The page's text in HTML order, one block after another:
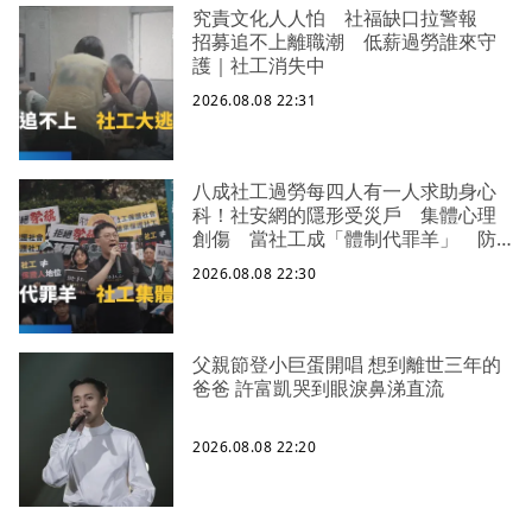
究責文化人人怕 社福缺口拉警報
招募追不上離職潮 低薪過勞誰來守
護｜社工消失中
2026.08.08 22:31
八成社工過勞每四人有一人求助身心
科！社安網的隱形受災戶 集體心理
創傷 當社工成「體制代罪羊」 防
禦性社工不敢多做無奈趨勢？耗竭殆
盡下的社安網危機｜社工消失中
2026.08.08 22:30
父親節登小巨蛋開唱 想到離世三年的
爸爸 許富凱哭到眼淚鼻涕直流
2026.08.08 22:20